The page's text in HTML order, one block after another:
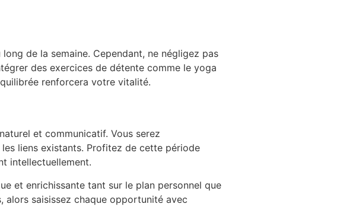
de la semaine. Cependant, ne négligez pas
des exercices de détente comme le yoga
renforcera votre vitalité.
et communicatif. Vous serez
liens existants. Profitez de cette période
intellectuellement.
et enrichissante tant sur le plan personnel que
alors saisissez chaque opportunité avec